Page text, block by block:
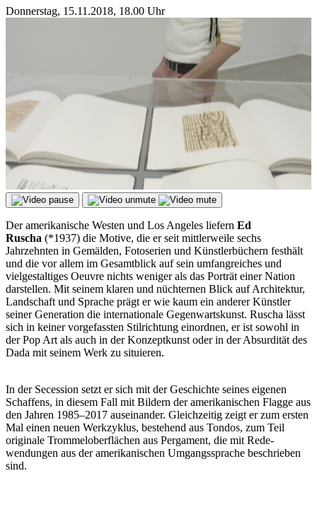
Donnerstag, 15.11.2018, 18.00 Uhr
Der amerikanische Westen und Los Angeles liefern Ed
Ruscha (*1937) die Motive, die er seit mittlerweile sechs
Jahrzehnten in Gemälden, Fotoserien und Künstlerbüchern festhält
und die vor allem im Gesamtblick auf sein umfangreiches und
vielgestaltiges Oeuvre nichts weniger als das Porträt einer Nation
darstellen. Mit seinem klaren und nüchternen Blick auf Architektur,
Landschaft und Sprache prägt er wie kaum ein anderer Künstler
seiner Generation die internationale Gegenwartskunst. Ruscha lässt
sich in keiner vorgefassten Stilrichtung einordnen, er ist sowohl in
der Pop Art als auch in der Konzeptkunst oder in der Absurdität des
Dada mit seinem Werk zu situieren.
In der Secession setzt er sich mit der Geschichte seines eigenen
Schaffens, in diesem Fall mit Bildern der amerikanischen Flagge aus
den Jahren 1985–2017 auseinander. Gleichzeitig zeigt er zum ersten
Mal einen neuen Werkzyklus, bestehend aus Tondos, zum Teil
originale Trommeloberflächen aus Pergament, die mit Rede-
wendungen aus der amerikanischen Umgangssprache beschrieben
sind.